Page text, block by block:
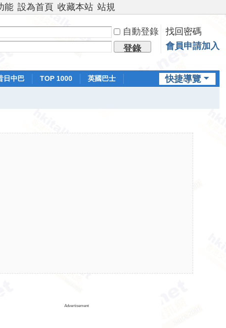
能 設為首頁 收藏本站 站規
自動登錄
找回密碼
登錄 會員申請加入
快捷導覽
日中巴 TOP 1000
英國巴士
Advertisement